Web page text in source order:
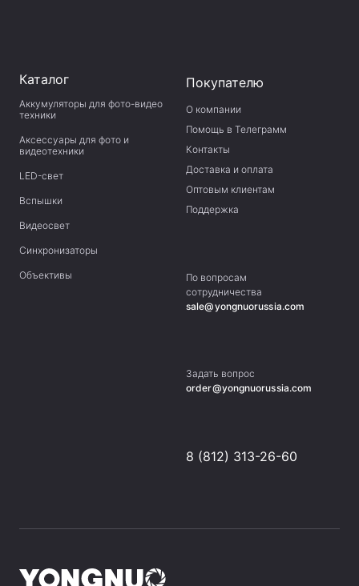
Каталог
Аккумуляторы для фото-видео
техники
Аксессуары для фото и
видеотехники
LED-свет
Вспышки
Видеосвет
Синхронизаторы
Объективы
Покупателю
О компании
Помощь в Телеграмм
Контакты
Доставка и оплата
Оптовым клиентам
Поддержка
По вопросам
сотрудничества
sale@yongnuorussia.com
Задать вопрос
order@yongnuorussia.com
8 (812) 313-26-60